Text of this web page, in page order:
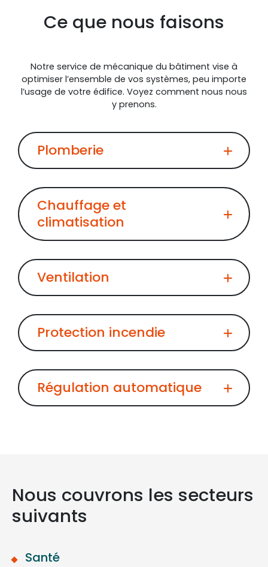
Ce que nous faisons
Notre service de mécanique du bâtiment vise à
optimiser l’ensemble de vos systèmes, peu importe
l’usage de votre édifice. Voyez comment nous nous
y prenons.
Plomberie
Chauffage et
climatisation
Ventilation
Protection incendie
Régulation automatique
Nous couvrons les secteurs
suivants
Santé